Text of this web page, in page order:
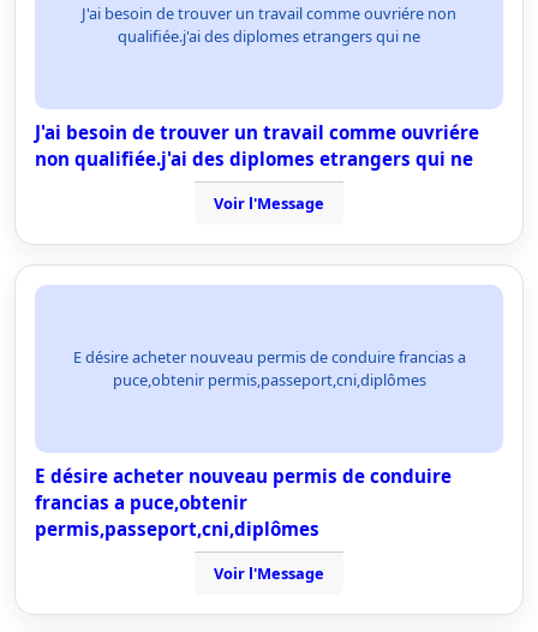
J'ai besoin de trouver un travail comme ouvriére non
qualifiée.j'ai des diplomes etrangers qui ne
J'ai besoin de trouver un travail comme ouvriére
non qualifiée.j'ai des diplomes etrangers qui ne
Voir l'Message
E désire acheter nouveau permis de conduire francias a
puce,obtenir permis,passeport,cni,diplômes
E désire acheter nouveau permis de conduire
francias a puce,obtenir
permis,passeport,cni,diplômes
Voir l'Message